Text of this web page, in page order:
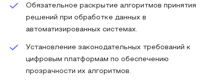
Обязательное раскрытие алгоритмов принятия
решений при обработке данных в
автоматизированных системах.
Установление законодательных требований к
цифровым платформам по обеспечению
прозрачности их алгоритмов.